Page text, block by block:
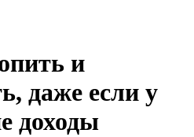
и
даже если у
доходы